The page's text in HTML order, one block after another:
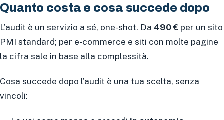
Quanto costa e cosa succede dopo
L’audit è un servizio a sé, one-shot. Da 490 € per un sito
PMI standard; per e-commerce e siti con molte pagine
la cifra sale in base alla complessità.
Cosa succede dopo l’audit è una tua scelta, senza
vincoli: